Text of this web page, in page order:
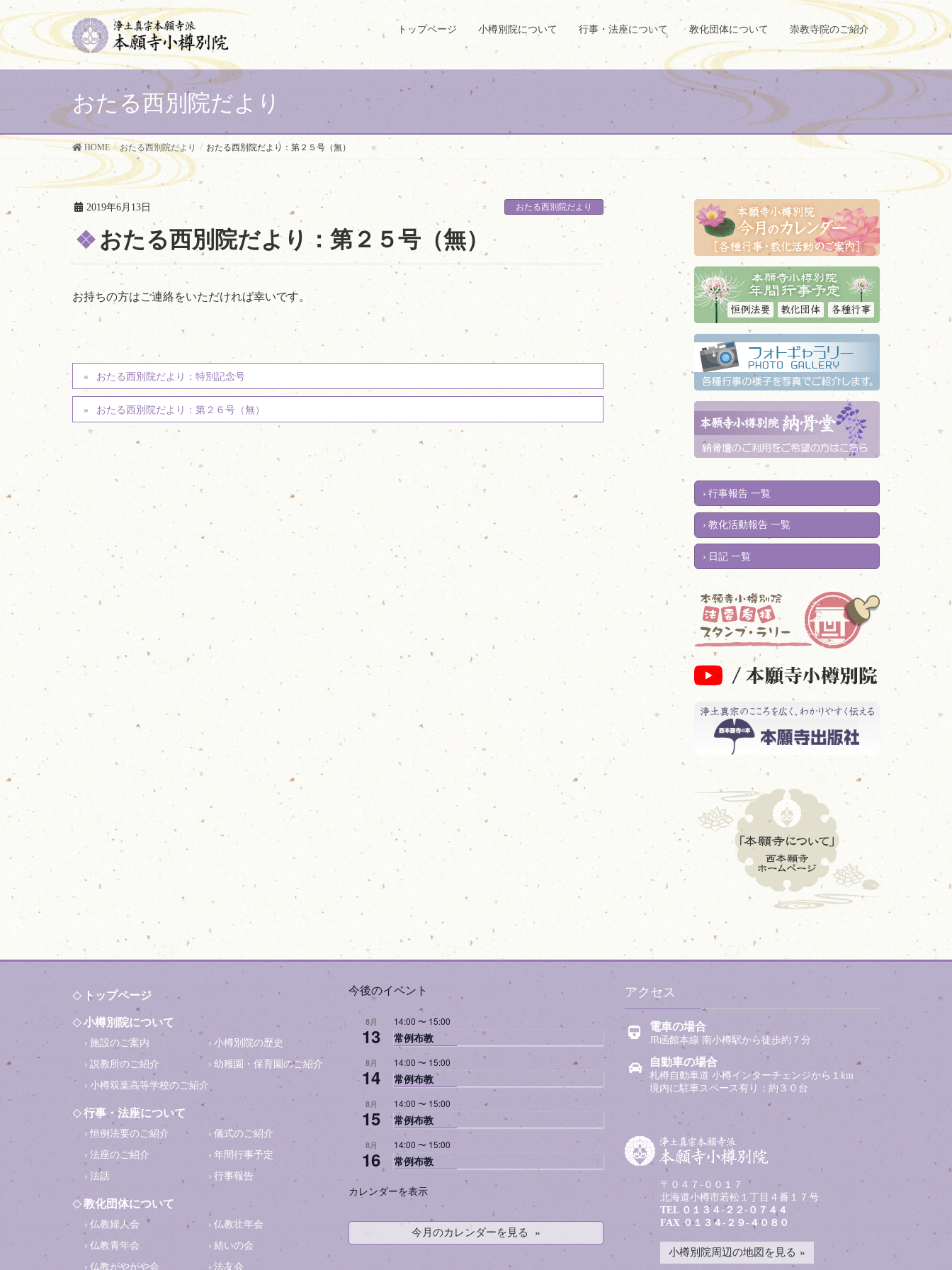
トップページ 小樽別院について 行事・法座について 教化団体について 崇教寺院のご紹介
おたる西別院だより
HOME おたる西別院だより おたる西別院だより：第２５号（無）
2019年6月13日 おたる西別院だより
おたる西別院だより：第２５号（無）
お持ちの方はご連絡をいただければ幸いです。
おたる西別院だより：特別記念号
おたる西別院だより：第２６号（無）
行事報告 一覧
教化活動報告 一覧
日記 一覧
トップページ
小樽別院について
施設のご案内
小樽別院の歴史
説教所のご紹介
幼稚園・保育園のご紹介
小樽双葉高等学校のご紹介
行事・法座について
恒例法要のご紹介
儀式のご紹介
法座のご紹介
年間行事予定
法話
行事報告
教化団体について
仏教婦人会
仏教壮年会
仏教青年会
結いの会
仏教がやがや会
法友会
今後のイベント
8月
13
14:00 〜 15:00
常例布教
8月
14
14:00 〜 15:00
常例布教
8月
15
14:00 〜 15:00
常例布教
8月
16
14:00 〜 15:00
常例布教
カレンダーを表示
今月のカレンダーを見る
アクセス
電車の場合
JR函館本線 南小樽駅から徒歩約７分
自動車の場合
札樽自動車道 小樽インターチェンジから１km
境内に駐車スペース有り：約３０台
〒０４７-００１７
北海道小樽市若松１丁目４番１７号
TEL ０１３４-２２-０７４４
FAX ０１３４-２９-４０８０
小樽別院周辺の地図を見る